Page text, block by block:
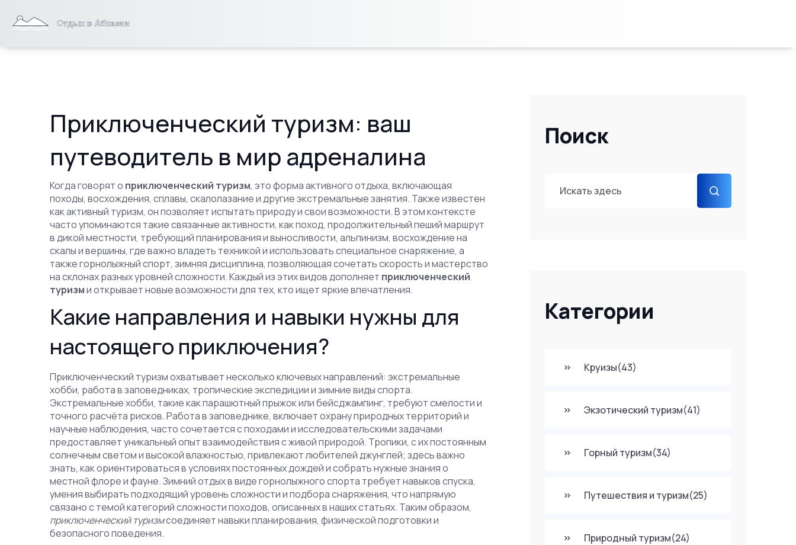
Поиск
Категории
Круизы(43)
Экзотический туризм(41)
Горный туризм(34)
Путешествия и туризм(25)
Природный туризм(24)
Приключенческий туризм: ваш
путеводитель в мир адреналина
Когда говорят о приключенческий туризм,это форма активного отдыха, включающая
походы, восхождения, сплавы, скалолазание и другие экстремальные занятия. Также известен
какактивный туризм, он позволяет испытать природу и свои возможности. В этом контексте
часто упоминаются такие связанные активности, какпоход,продолжительный пеший маршрут
в дикой местности, требующий планирования и выносливости,альпинизм,восхождение на
скалы и вершины, где важно владеть техникой и использовать специальное снаряжение, а
такжегорнолыжный спорт,зимняя дисциплина, позволяющая сочетать скорость и мастерство
на склонах разных уровней сложности. Каждый из этих видов дополняет приключенческий
туризми открывает новые возможности для тех, кто ищет яркие впечатления.
Какие направления и навыки нужны для
настоящего приключения?
Приключенческий туризм охватывает несколько ключевых направлений: экстремальные
хобби, работа в заповедниках, тропические экспедиции и зимние виды спорта.
Экстремальные хобби, такие как парашютный прыжок или бейсджампинг, требуют смелости и
точного расчёта рисков.Работа в заповеднике,включает охрану природных территорий и
научные наблюдения, часто сочетается с походами и исследовательскими задачами
предоставляет уникальный опыт взаимодействия с живой природой. Тропики, с их постоянным
солнечным светом и высокой влажностью, привлекают любителей джунглей; здесь важно
знать, как ориентироваться в условиях постоянных дождей и собрать нужные знания о
местной флоре и фауне. Зимний отдых в виде горнолыжного спорта требует навыков спуска,
умения выбирать подходящий уровень сложности и подбора снаряжения, что напрямую
связано с темой категорий сложности походов, описанных в наших статьях. Таким образом,
приключенческий туризмсоединяет навыки планирования, физической подготовки и
безопасного поведения.